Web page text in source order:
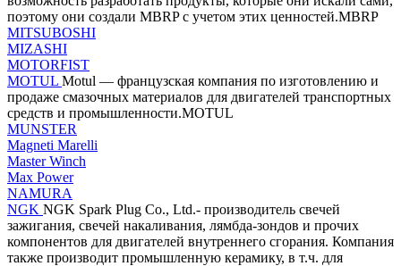
поэтому они создали MBRP с учетом этих ценностей.MBRP
MITSUBOSHI
MIZASHI
MOTORFIST
MOTUL Motul — французская компания по изготовлению и
продаже смазочных материалов для двигателей транспортных
средств и промышленности.MOTUL
MUNSTER
Magneti Marelli
Master Winch
Max Power
NAMURA
NGK NGK Spark Plug Co., Ltd.- производитель свечей
зажигания, свечей накаливания, лямбда-зондов и прочих
компонентов для двигателей внутреннего сгорания. Компания
также производит промышленную керамику, в т.ч. для